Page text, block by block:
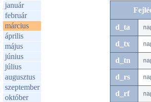
január
február
március
április
május
június
július
augusztus
szeptember
október
d_ta
d_tx
d_tn
d_rs
d_rf